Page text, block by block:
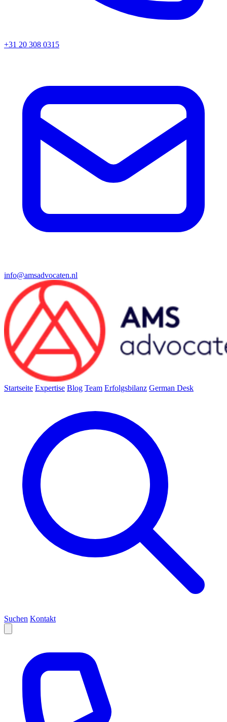
+31 20 308 0315
info@amsadvocaten.nl
Startseite Expertise Blog Team Erfolgsbilanz German Desk
Suchen Kontakt